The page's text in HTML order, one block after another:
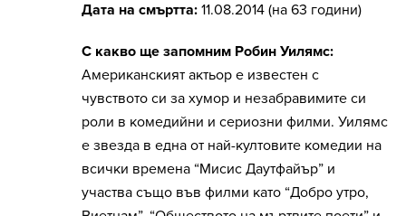
Дата на смъртта: 11.08.2014 (на 63 години)
С какво ще запомним Робин Уилямс:
Американският актьор е известен с
чувството си за хумор и незабравимите си
роли в комедийни и сериозни филми. Уилямс
е звезда в една от най-култовите комедии на
всички времена “Мисис Даутфайър” и
участва също във филми като “Добро утро,